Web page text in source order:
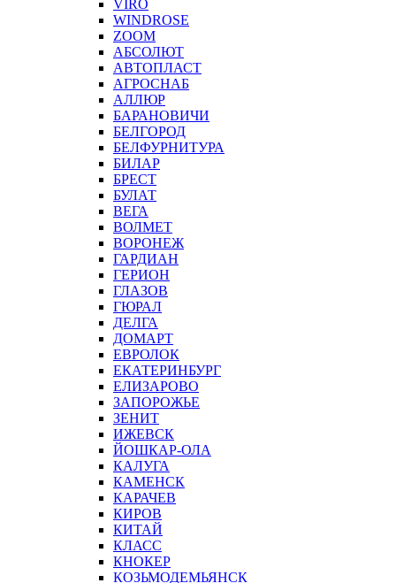
VIRO
WINDROSE
ZOOM
АБСОЛЮТ
АВТОПЛАСТ
АГРОСНАБ
АЛЛЮР
БАРАНОВИЧИ
БЕЛГОРОД
БЕЛФУРНИТУРА
БИЛАР
БРЕСТ
БУЛАТ
ВЕГА
ВОЛМЕТ
ВОРОНЕЖ
ГАРДИАН
ГЕРИОН
ГЛАЗОВ
ГЮРАЛ
ДЕЛГА
ДОМАРТ
ЕВРОЛОК
ЕКАТЕРИНБУРГ
ЕЛИЗАРОВО
ЗАПОРОЖЬЕ
ЗЕНИТ
ИЖЕВСК
ЙОШКАР-ОЛА
КАЛУГА
КАМЕНСК
КАРАЧЕВ
КИРОВ
КИТАЙ
КЛАСС
КНОКЕР
КОЗЬМОДЕМЬЯНСК